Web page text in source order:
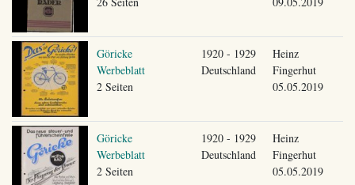
Göricke
Werbeblatt
2 Seiten
1920 - 1929
Deutschland
Heinz
Fingerhut
05.05.2019
Göricke
Werbeblatt
2 Seiten
1920 - 1929
Deutschland
Heinz
Fingerhut
05.05.2019